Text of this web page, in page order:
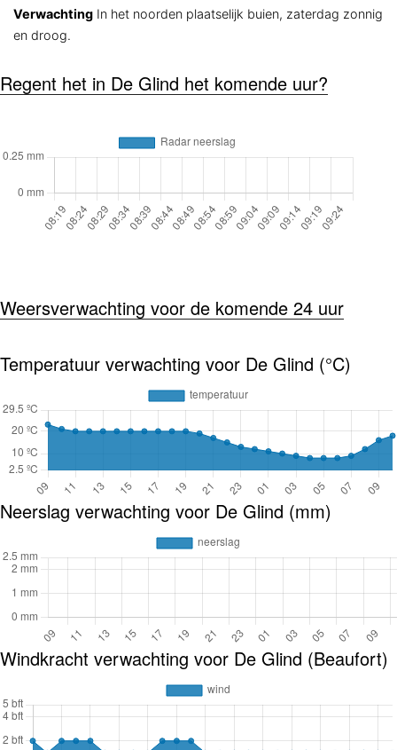
Verwachting In het noorden plaatselijk buien, zaterdag zonnig
en droog.
Regent het in De Glind het komende uur?
Weersverwachting voor de komende 24 uur
Temperatuur verwachting voor De Glind (°C)
Neerslag verwachting voor De Glind (mm)
Windkracht verwachting voor De Glind (Beaufort)